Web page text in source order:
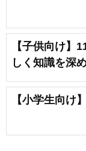
【子供向け】
しく知識を深
【小学生向け